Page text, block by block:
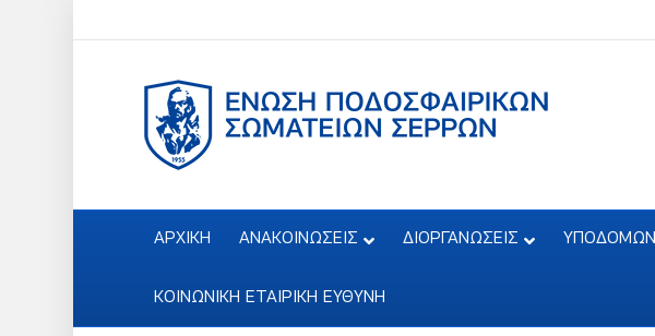
ΑΡΧΙΚΗ ΑΝΑΚΟΙΝΩΣΕΙΣ ΔΙΟΡΓΑΝΩΣΕΙΣ ΥΠΟΔΟΜΩΝ
ΚΟΙΝΩΝΙΚΗ ΕΤΑΙΡΙΚΗ ΕΥΘΥΝΗ